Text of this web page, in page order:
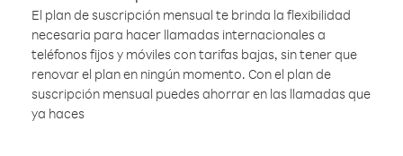
El plan de suscripción mensual te brinda la flexibilidad
necesaria para hacer llamadas internacionales a
teléfonos fijos y móviles con tarifas bajas, sin tener que
renovar el plan en ningún momento. Con el plan de
suscripción mensual puedes ahorrar en las llamadas que
ya haces